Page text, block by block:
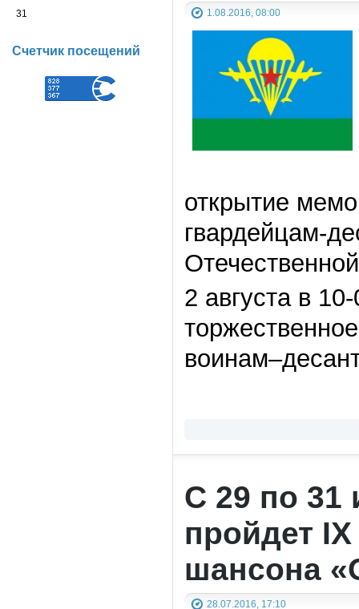
1.08.2016, 08:00
открытие
гвардейцам-
2 августа в
С 29 по 31
пройдет
шансона
28.07.2016, 17:10
31
Счетчик посещений